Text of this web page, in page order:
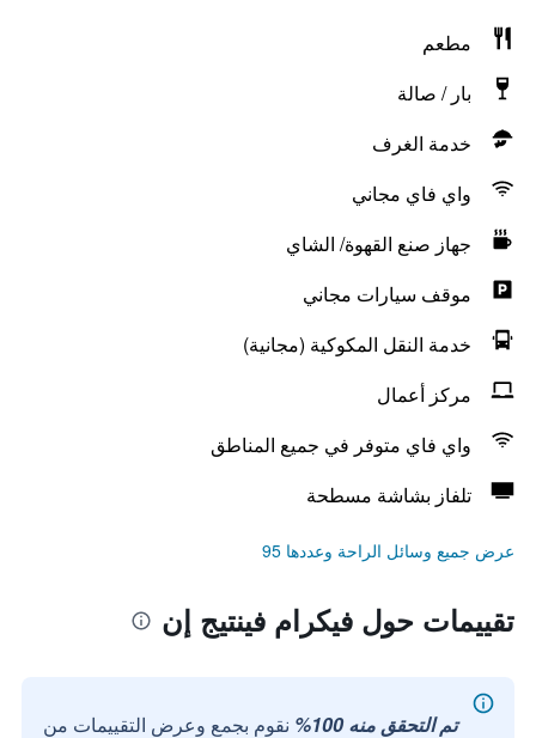
مطعم
بار / صالة
خدمة الغرف
واي فاي مجاني
جهاز صنع القهوة/ الشاي
موقف سيارات مجاني
خدمة النقل المكوكية (مجانية)
مركز أعمال
واي فاي متوفر في جميع المناطق
تلفاز بشاشة مسطحة
عرض جميع وسائل الراحة وعددها 95
تقييمات حول فيكرام فينتيج إن
تم التحقق منه 100% نقوم بجمع وعرض التقييمات من